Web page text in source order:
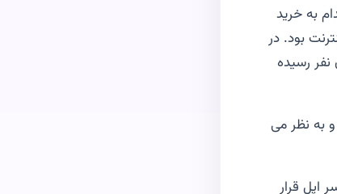
به خرید
روز تاریخ اینترنت بود. در
مبنی داد که کاربران ویندوز ۱۰ به ۶۷ میلیون نفر رسیده
مرز ۱۴ میلیون نفر برسند و به نظر می
اپل قرار